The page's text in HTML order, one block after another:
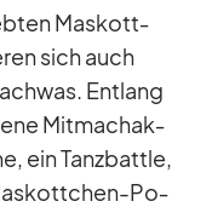
Mas­kott­
sich auch
Ent­lang
Mit­mach­ak­
ein Tanz­battle,
Po­